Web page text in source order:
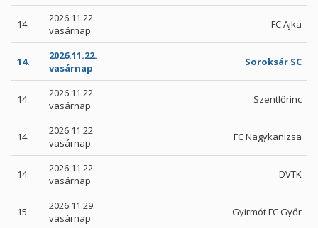
14.
2026.11.22.
vasárnap
FC Ajka
14.
2026.11.22.
vasárnap
Soroksár SC
14.
2026.11.22.
vasárnap
Szentlőrinc
14.
2026.11.22.
vasárnap
FC Nagykanizsa
14.
2026.11.22.
vasárnap
DVTK
15.
2026.11.29.
vasárnap
Gyirmót FC Győr